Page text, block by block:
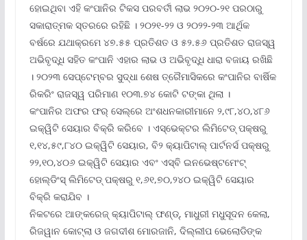
ହୋଇଥିବା ଏହି କଂପାନିର ଟିକସ ପରବର୍ତୀ ଲାଭ ୨୦୨୦-୨୧ ପରଠାରୁ
ସକାରାତ୍ମକ ସ୍ତରରେ ରହିଛି । ୨୦୨୧-୨୨ ଓ ୨୦୨୨-୨୩ ଆର୍ଥିକ
ବର୍ଷରେ ଯଥାକ୍ରମେ ୪୭.୫୫ ପ୍ରତିଶତ ଓ ୫୨.୫୬ ପ୍ରତିଶତ ରାଜସ୍ୱ
ଅଭିବୃଦ୍ଧି ସହିତ କଂପାନି ଏହାର ଲାଭ ଓ ଅଭିବୃଦ୍ଧି ଧାରା ବଜାୟ ରଖିଛି
। ୨୦୨୩ ସେପ୍ଟେମ୍ବର ସୁଦ୍ଧା ଶେଷ ତ୍ରୈମାସିକରେ କଂପାନିର ବାର୍ଷିକ
ରିକରିଂ ରାଜସ୍ୱ ପରିମାଣ ୧୦୩.୭୪ କୋଟି ଟଙ୍କା ଥିଲା ।
କଂପାନିର ଅଫର ଫର୍ ସେଲ୍‌ରେ ଅଂଶଧନକାରୀମାନେ ୨,୯୮,୪୦,୪୮୬
ଇକ୍ୱିଟି ସେୟାର ବିକ୍ରି କରିବେ । ଏସ୍‌ଭେକ୍ଟର ଲିମିଟେଡ୍ ପକ୍ଷରୁ
୧,୧୪,୫୯,୮୪୦ ଇକ୍ୱିଟି ସେୟାର, ବି୨ କ୍ୟାପିଟାଲ୍ ପାର୍ଟନର୍ସ ପକ୍ଷରୁ
୨୨,୧୦,୪୦୬ ଇକ୍ୱିଟି ସେୟାର ଏବଂ ଏସ୍‌ବି ଇନଭେଷ୍ଟମେଂଟ୍
ହୋଲ୍‌ଡିଂସ୍ ଲିମିଟେଡ୍ ପକ୍ଷରୁ ୧,୬୧,୭୦,୨୪୦ ଇକ୍ୱିଟି ସେୟାର
ବିକ୍ରି କରାଯିବ ।
ନିକଟରେ ଆଙ୍କରେଜ୍ କ୍ୟାପିଟାଲ୍ ଫଣ୍ଡ୍‌, ମାଧୁରୀ ମଧୁସୂଦନ କେଲା,
ରିଜୱାନ କୋଟ୍‌ଲା ଓ ଜଗଦୀଶ ମୋରଜାନି, ଦିଲ୍ଲୀପ ଭେଲୋଡିଙ୍କ